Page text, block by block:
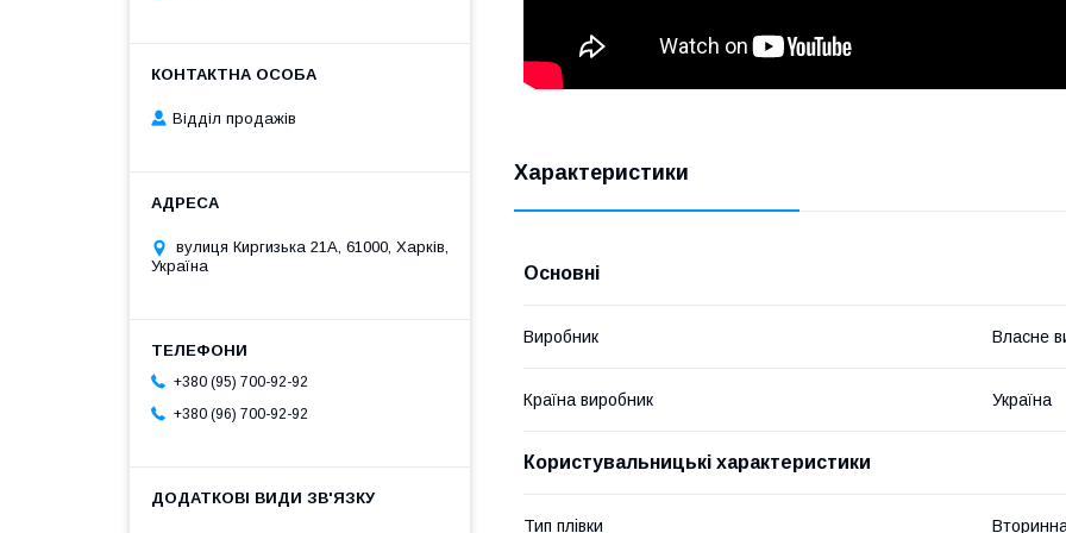
Характеристики
Основні
Виробник Власне
Країна виробник Україна
Користувальницькі характеристики
Тип плівки
Відділ продажів
вулиця Киргизька 21А, 61000, Харків,
Україна
+380 (95) 700-92-92
+380 (96) 700-92-92